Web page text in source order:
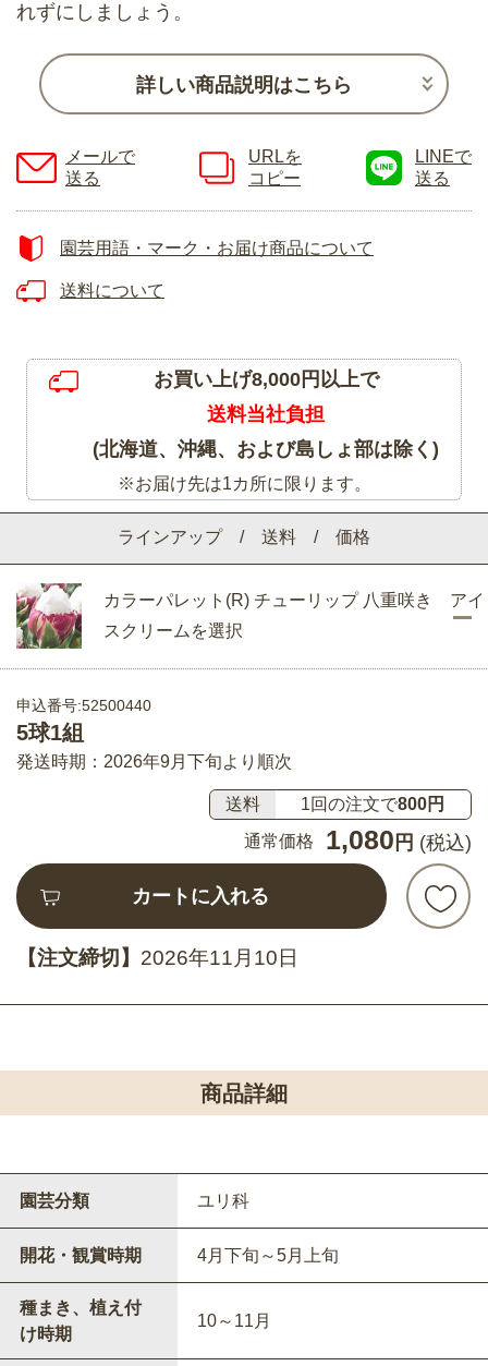
ラインアップ / 送料 / 価格
カラーパレット(R) チューリップ 八重咲き アイ
スクリームを選択
申込番号:52500440
5球1組
発送時期：2026年9月下旬より順次
送料 1回の注文で800円
通常価格
1,080 円 (税込)
カートに入れる
【注文締切】 2026年11月10日
れずにしましょう。
詳しい商品説明はこちら
メールで
送る
URLを
コピー
LINEで
送る
園芸用語・マーク・お届け商品について
送料について
お買い上げ8,000円以上で
送料当社負担
(北海道、沖縄、および島しょ部は除く)
※お届け先は1カ所に限ります。
商品詳細
園芸分類 ユリ科
開花・観賞時期 4月下旬～5月上旬
種まき、植え付
け時期
10～11月